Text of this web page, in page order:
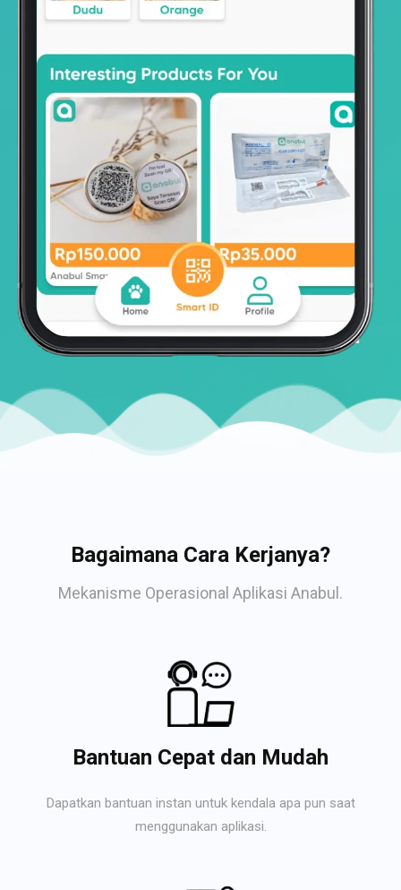
Bagaimana Cara Kerjanya?
Mekanisme Operasional Aplikasi Anabul.
Bantuan Cepat dan Mudah
Dapatkan bantuan instan untuk kendala apa pun saat
menggunakan aplikasi.